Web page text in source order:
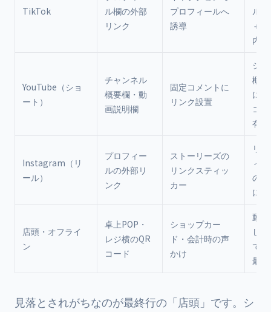
TikTok
ル欄の外部
リンク
プロフィールへ
誘導
ル
＋
内
YouTube（ショ
ート）
チャンネル
概要欄・動
画説明欄
固定コメントに
リンク設置
シ
概
に
コ
有効
Instagram（リ
ール）
プロフィー
ルの外部リ
ンク
ストーリーズの
リンクスティッ
カー
リ
ィ
の2
に
店頭・オフライ
ン
卓上POP・
レジ横のQR
コード
ショップカー
ド・会計時の声
かけ
動
し
で
最
見落とされがちなのが最終行の「店頭」です。シ